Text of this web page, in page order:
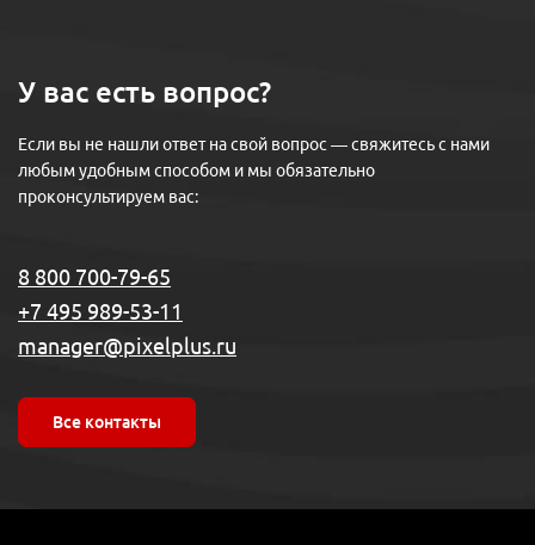
У вас есть вопрос?
Если вы не нашли ответ на свой вопрос — свяжитесь с нами
любым удобным способом и мы обязательно
проконсультируем вас:
8 800 700-79-65
+7 495 989-53-11
manager@pixelplus.ru
Все контакты